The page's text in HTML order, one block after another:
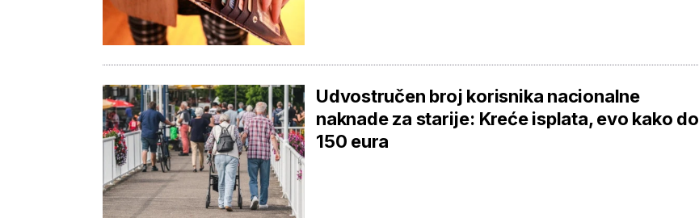
Udvostručen broj korisnika nacionalne
naknade za starije: Kreće isplata, evo kako do
150 eura